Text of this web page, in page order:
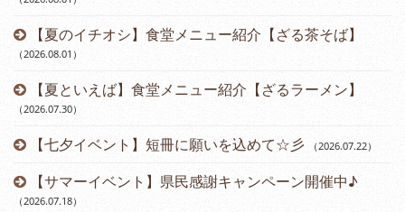
【夏のイチオシ】食堂メニュー紹介【ざる茶そば】
（2026.08.01 ）
【夏といえば】食堂メニュー紹介【ざるラーメン】
（2026.07.30）
【七夕イベント】短冊に願いを込めて☆彡 （2026.07.22）
【サマーイベント】県民感謝キャンペーン開催中♪
（2026.07.18）